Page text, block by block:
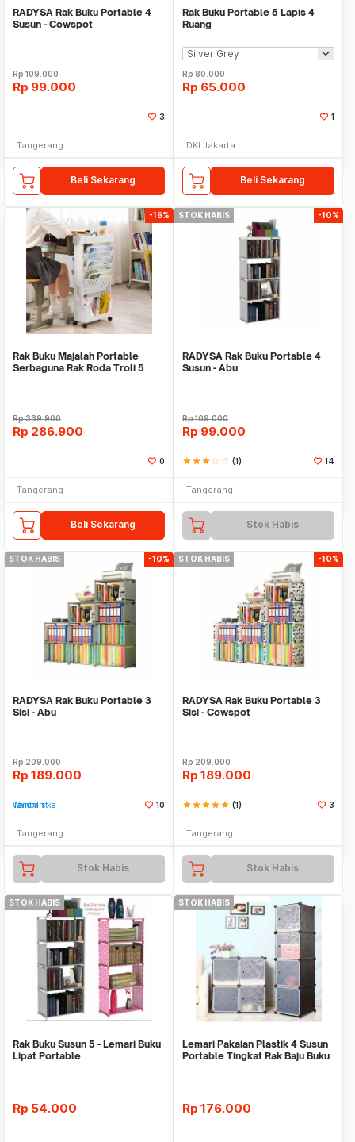
RADYSA Rak Buku Portable 4
Susun - Cowspot
Rp109.000
Rp 99.000
3
Tangerang
Beli Sekarang
Rak Buku Portable 5 Lapis 4
Ruang
Rp80.000
Rp 65.000
1
DKI Jakarta
Beli Sekarang
-16%
Rak Buku Majalah Portable
Serbaguna Rak Roda Troli 5
Rp339.900
Rp 286.900
0
Tangerang
Beli Sekarang
STOK HABIS -10%
RADYSA Rak Buku Portable 4
Susun - Abu
Rp109.000
Rp 99.000
starstarstarstar_borderstar_border (1) 14
Tangerang
Stok Habis
STOK HABIS -10%
RADYSA Rak Buku Portable 3
Sisi - Abu
Rp209.000
Rp 189.000
Tambah ke Watchlist 10
Tangerang
Stok Habis
STOK HABIS -10%
RADYSA Rak Buku Portable 3
Sisi - Cowspot
Rp209.000
Rp 189.000
starstarstarstarstar (1) 3
Tangerang
Stok Habis
STOK HABIS
Rak Buku Susun 5 - Lemari Buku
Lipat Portable
Rp 54.000
STOK HABIS
Lemari Pakaian Plastik 4 Susun
Portable Tingkat Rak Baju Buku
Rp 176.000